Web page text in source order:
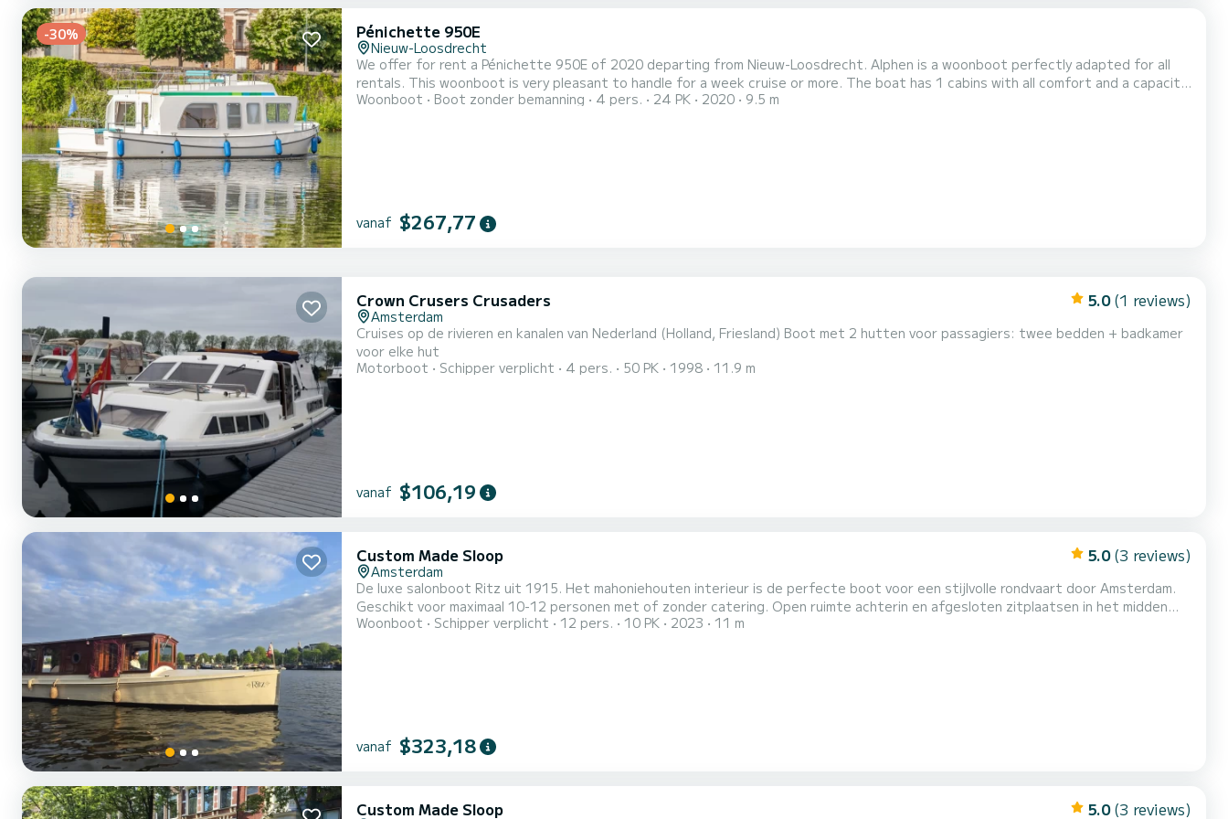
-30% Pénichette 950E
Nieuw-Loosdrecht
We offer for rent a Pénichette 950E of 2020 departing from Nieuw-Loosdrecht. Alphen is a woonboot perfectly adapted for all
rentals. This woonboot is very pleasant to handle for a week cruise or more. The boat has 1 cabins with all comfort and a capacity
of 4 people. With an overall length of 10 meters, it will be your best ally to spend an exceptional vacation on the water in the
Woonboot Boot zonder bemanning 4 pers. 24 PK 2020 9.5 m
vanaf $267,77
Crown Crusers Crusaders 5.0 (1 reviews)
Amsterdam
Cruises op de rivieren en kanalen van Nederland (Holland, Friesland) Boot met 2 hutten voor passagiers: twee bedden + badkamer
voor elke hut
Motorboot
Schipper verplicht 4 pers. 50 PK 1998 11.9 m
vanaf $106,19
Custom Made Sloop 5.0 (3 reviews)
Amsterdam
De luxe salonboot Ritz uit 1915. Het mahoniehouten interieur is de perfecte boot voor een stijlvolle rondvaart door Amsterdam.
Geschikt voor maximaal 10-12 personen met of zonder catering. Open ruimte achterin en afgesloten zitplaatsen in het midden
maken dit de perfecte boot. Toilet & minibar aan boord.
Woonboot Schipper verplicht 12 pers. 10 PK 2023 11 m
vanaf $323,18
Custom Made Sloop 5.0 (3 reviews)